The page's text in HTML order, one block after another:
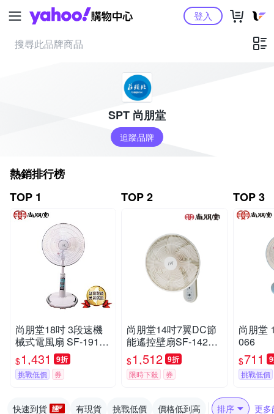
Yahoo購物中心登入
SPT 尚朋堂
追蹤品牌
熱銷排行榜
TOP 1
尚朋堂18吋 3段速機
械式電風扇 SF-1918
$1,431 9折
挑戰低價 券
TOP 2
尚朋堂14吋7翼DC節
能遙控壁扇SF-1424
WD
$1,512 9折
限時下殺 券
TOP 3
尚朋堂
066
$711
挑戰低價
快速到貨 有現貨 挑戰低價 價格低到高 排序 更多